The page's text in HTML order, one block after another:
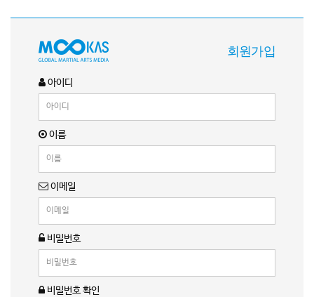
회원가입
아이디
이름
이메일
비밀번호
비밀번호 확인